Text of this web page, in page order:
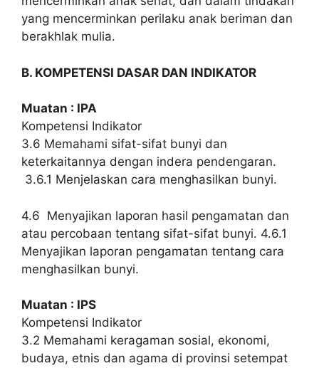
yang mencerminkan perilaku anak beriman dan
berakhlak mulia.
B. KOMPETENSI DASAR DAN INDIKATOR
Muatan : IPA
Kompetensi Indikator
3.6 Memahami sifat-sifat bunyi dan
keterkaitannya dengan indera pendengaran.
3.6.1 Menjelaskan cara menghasilkan bunyi.
4.6 Menyajikan laporan hasil pengamatan dan
atau percobaan tentang sifat-sifat bunyi. 4.6.1
Menyajikan laporan pengamatan tentang cara
menghasilkan bunyi.
Muatan : IPS
Kompetensi Indikator
3.2 Memahami keragaman sosial, ekonomi,
budaya, etnis dan agama di provinsi setempat